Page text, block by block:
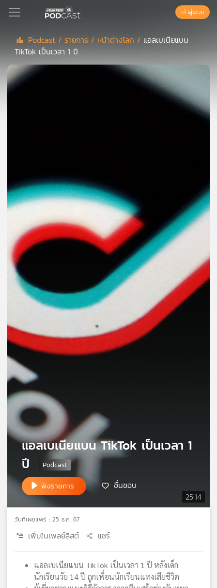
Podcast
เพล
ลิ
สต์
ของ
เพลง
บทความ
ข่าว
และ
กิจกรรม
เกี่ยว
กับ
เรา
เครือ
ไทย
เอส
เข้าสู่ระบบ
Podcast / รายการ / หน้าต่างโลก / แอลเบเนียแบน
TikTok เป็นเวลา 1 ปี
25:14
แอลเบเนียแบน TikTok เป็นเวลา 1
ปี
ฟังรายการ ชื่นชอบ
วันที่เผยแพร่ : 25 ธ.ค. 67
เพิ่มในเพลย์ลิสต์ แชร์
แอลเบเนียแบน TikTok เป็นเวลา 1 ปี หลังเด็ก
นักเรียนวัย 14 ปี ถูกเพื่อนนักเรียนแทงเสียชีวิต